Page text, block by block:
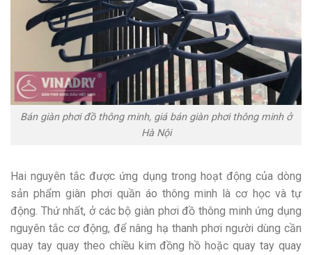
Bán giàn phơi đồ thông minh, giá bán giàn phơi thông minh ở
Hà Nội
Hai nguyên tắc được ứng dụng trong hoạt động của dòng
sản phẩm giàn phơi quần áo thông minh là cơ học và tự
động. Thứ nhất, ở các bộ giàn phơi đồ thông minh ứng dụng
nguyên tắc cơ động, để nâng hạ thanh phơi người dùng cần
quay tay quay theo chiều kim đồng hồ hoặc quay tay quay